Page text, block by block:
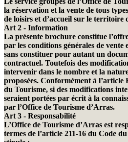
la réservation et la vente de tous
de loisirs et d’accueil sur le territoire
Art 2 - Information
La présente brochure constitue
par les conditions générales de vente
sans constituer pour autant un
contractuel. Toutefois des
intervenir dans le nombre et la
proposées. Conformément à l’article
du Tourisme, si des modifications
seraient portées par écrit à la
par l’Office de Tourisme d’Arras.
Art 3 - Responsabilité
L’Office de Tourisme d’Arras est
termes de l’article 211-16 du Code